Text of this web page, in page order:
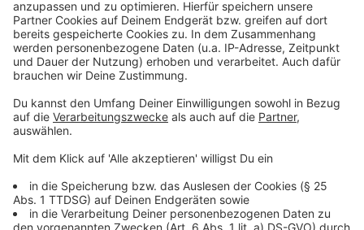
Konzentriert euch auf das Sportliche